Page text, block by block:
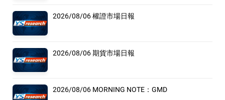
2026/08/06 權證市場日報
2026/08/06 期貨市場日報
2026/08/06 MORNING NOTE：GMD